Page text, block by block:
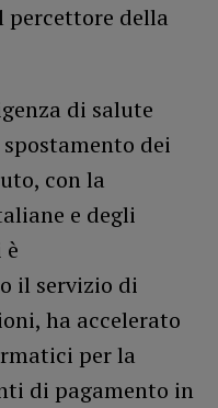
percettore della
di salute
dei
con la
e degli
il servizio di
ha accelerato
per la
di pagamento in